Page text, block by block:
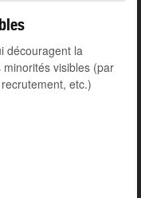
découragent la
visibles (par
etc.)